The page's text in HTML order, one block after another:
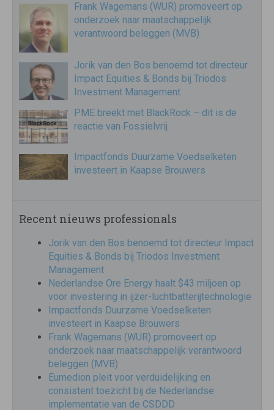
Frank Wagemans (WUR) promoveert op
onderzoek naar maatschappelijk
verantwoord beleggen (MVB)
Jorik van den Bos benoemd tot directeur
Impact Equities & Bonds bij Triodos
Investment Management
PME breekt met BlackRock – dit is de
reactie van Fossielvrij
Impactfonds Duurzame Voedselketen
investeert in Kaapse Brouwers
Recent nieuws professionals
Jorik van den Bos benoemd tot directeur Impact
Equities & Bonds bij Triodos Investment
Management
Nederlandse Ore Energy haalt $43 miljoen op
voor investering in ijzer-luchtbatterijtechnologie
Impactfonds Duurzame Voedselketen
investeert in Kaapse Brouwers
Frank Wagemans (WUR) promoveert op
onderzoek naar maatschappelijk verantwoord
beleggen (MVB)
Eumedion pleit voor verduidelijking en
consistent toezicht bij de Nederlandse
implementatie van de CSDDD